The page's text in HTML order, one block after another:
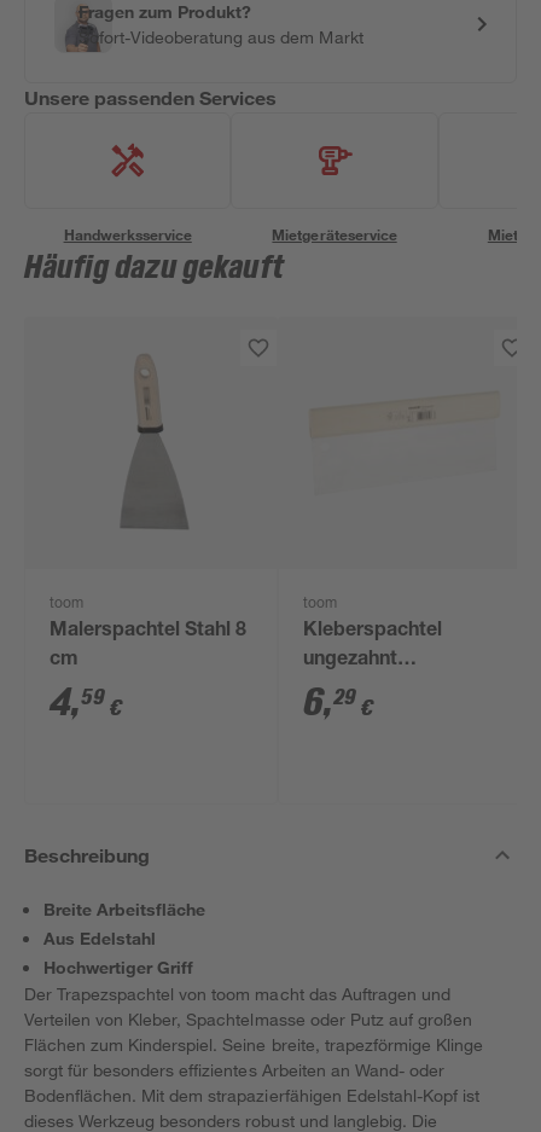
Fragen zum Produkt?
Sofort-Videoberatung aus dem Markt
Unsere passenden Services
Handwerksservice Mietgeräteservice
Häufig dazu gekauft
toom
Malerspachtel Stahl 8
cm
4,59 €
toom
Kleberspachtel
ungezahnt
Edelstahl/Holz 30 cm
6,29 €
Beschreibung
Breite Arbeitsfläche
Aus Edelstahl
Hochwertiger Griff
Der Trapezspachtel von toom macht das Auftragen und
Verteilen von Kleber, Spachtelmasse oder Putz auf großen
Flächen zum Kinderspiel. Seine breite, trapezförmige Klinge
sorgt für besonders effizientes Arbeiten an Wand- oder
Bodenflächen. Mit dem strapazierfähigen Edelstahl-Kopf ist
dieses Werkzeug besonders robust und langlebig. Die